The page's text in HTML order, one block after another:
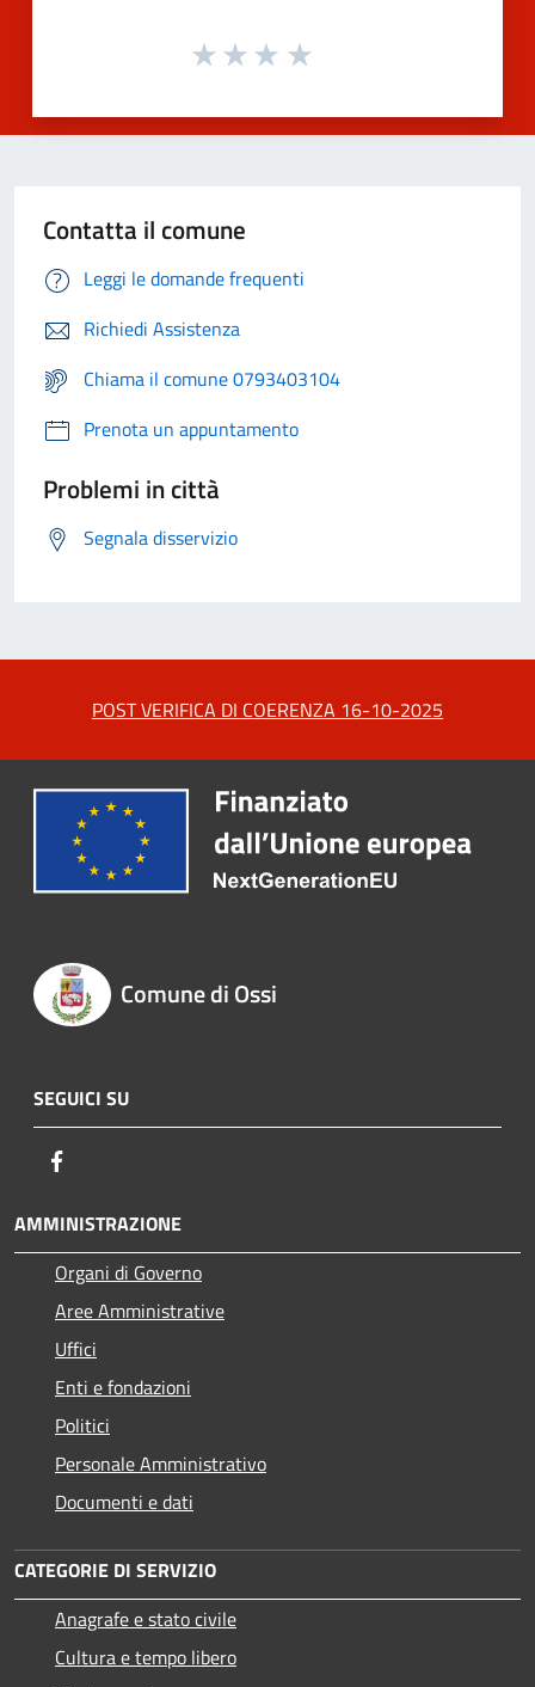
Contatta il comune
Leggi le domande frequenti
Richiedi Assistenza
Chiama il comune 0793403104
Prenota un appuntamento
Problemi in città
Segnala disservizio
POST VERIFICA DI COERENZA 16-10-2025
Comune di Ossi
SEGUICI SU
AMMINISTRAZIONE
Organi di Governo
Aree Amministrative
Uffici
Enti e fondazioni
Politici
Personale Amministrativo
Documenti e dati
CATEGORIE DI SERVIZIO
Anagrafe e stato civile
Cultura e tempo libero